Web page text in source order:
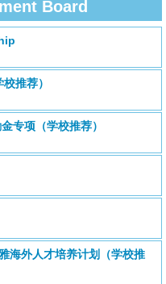
Board
推荐）
专项（学校推荐）
海外人才培养计划（学校推